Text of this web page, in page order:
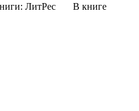
ЛитРес В книге